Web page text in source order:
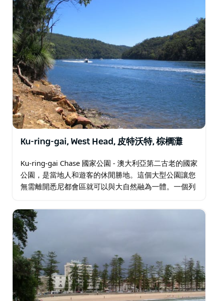
Ku-ring-gai, West Head, 皮特沃特, 棕櫚灘
Ku-ring-gai Chase 國家公園 - 澳大利亞第二古老的國家
公園，是當地人和遊客的休閒勝地。這個大型公園讓您
無需離開悉尼都會區就可以與大自然融為一體。一個列
美景…